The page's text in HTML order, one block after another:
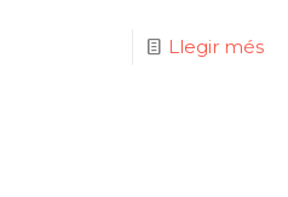
Llegir més